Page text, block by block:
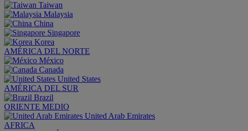
Taiwan
Malaysia
China
Singapore
Korea
AMÉRICA DEL NORTE
México
Canada
United States
AMÉRICA DEL SUR
Brazil
ORIENTE MEDIO
United Arab Emirates
AFRICA